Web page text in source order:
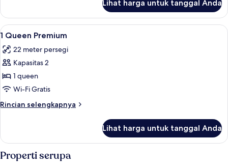
Kamar
Lihat harga untuk tanggal Anda
Lihat
semua
foto
untuk
1
Queen
Premium
Seprai antialergi, brankas, kedap
3
1 Queen Premium
22 meter persegi
Kapasitas 2
1 queen
Wi-Fi Gratis
Rincian selengkapnya
Rincian
1
Queen
Premium
Lihat harga untuk tanggal Anda
Properti serupa